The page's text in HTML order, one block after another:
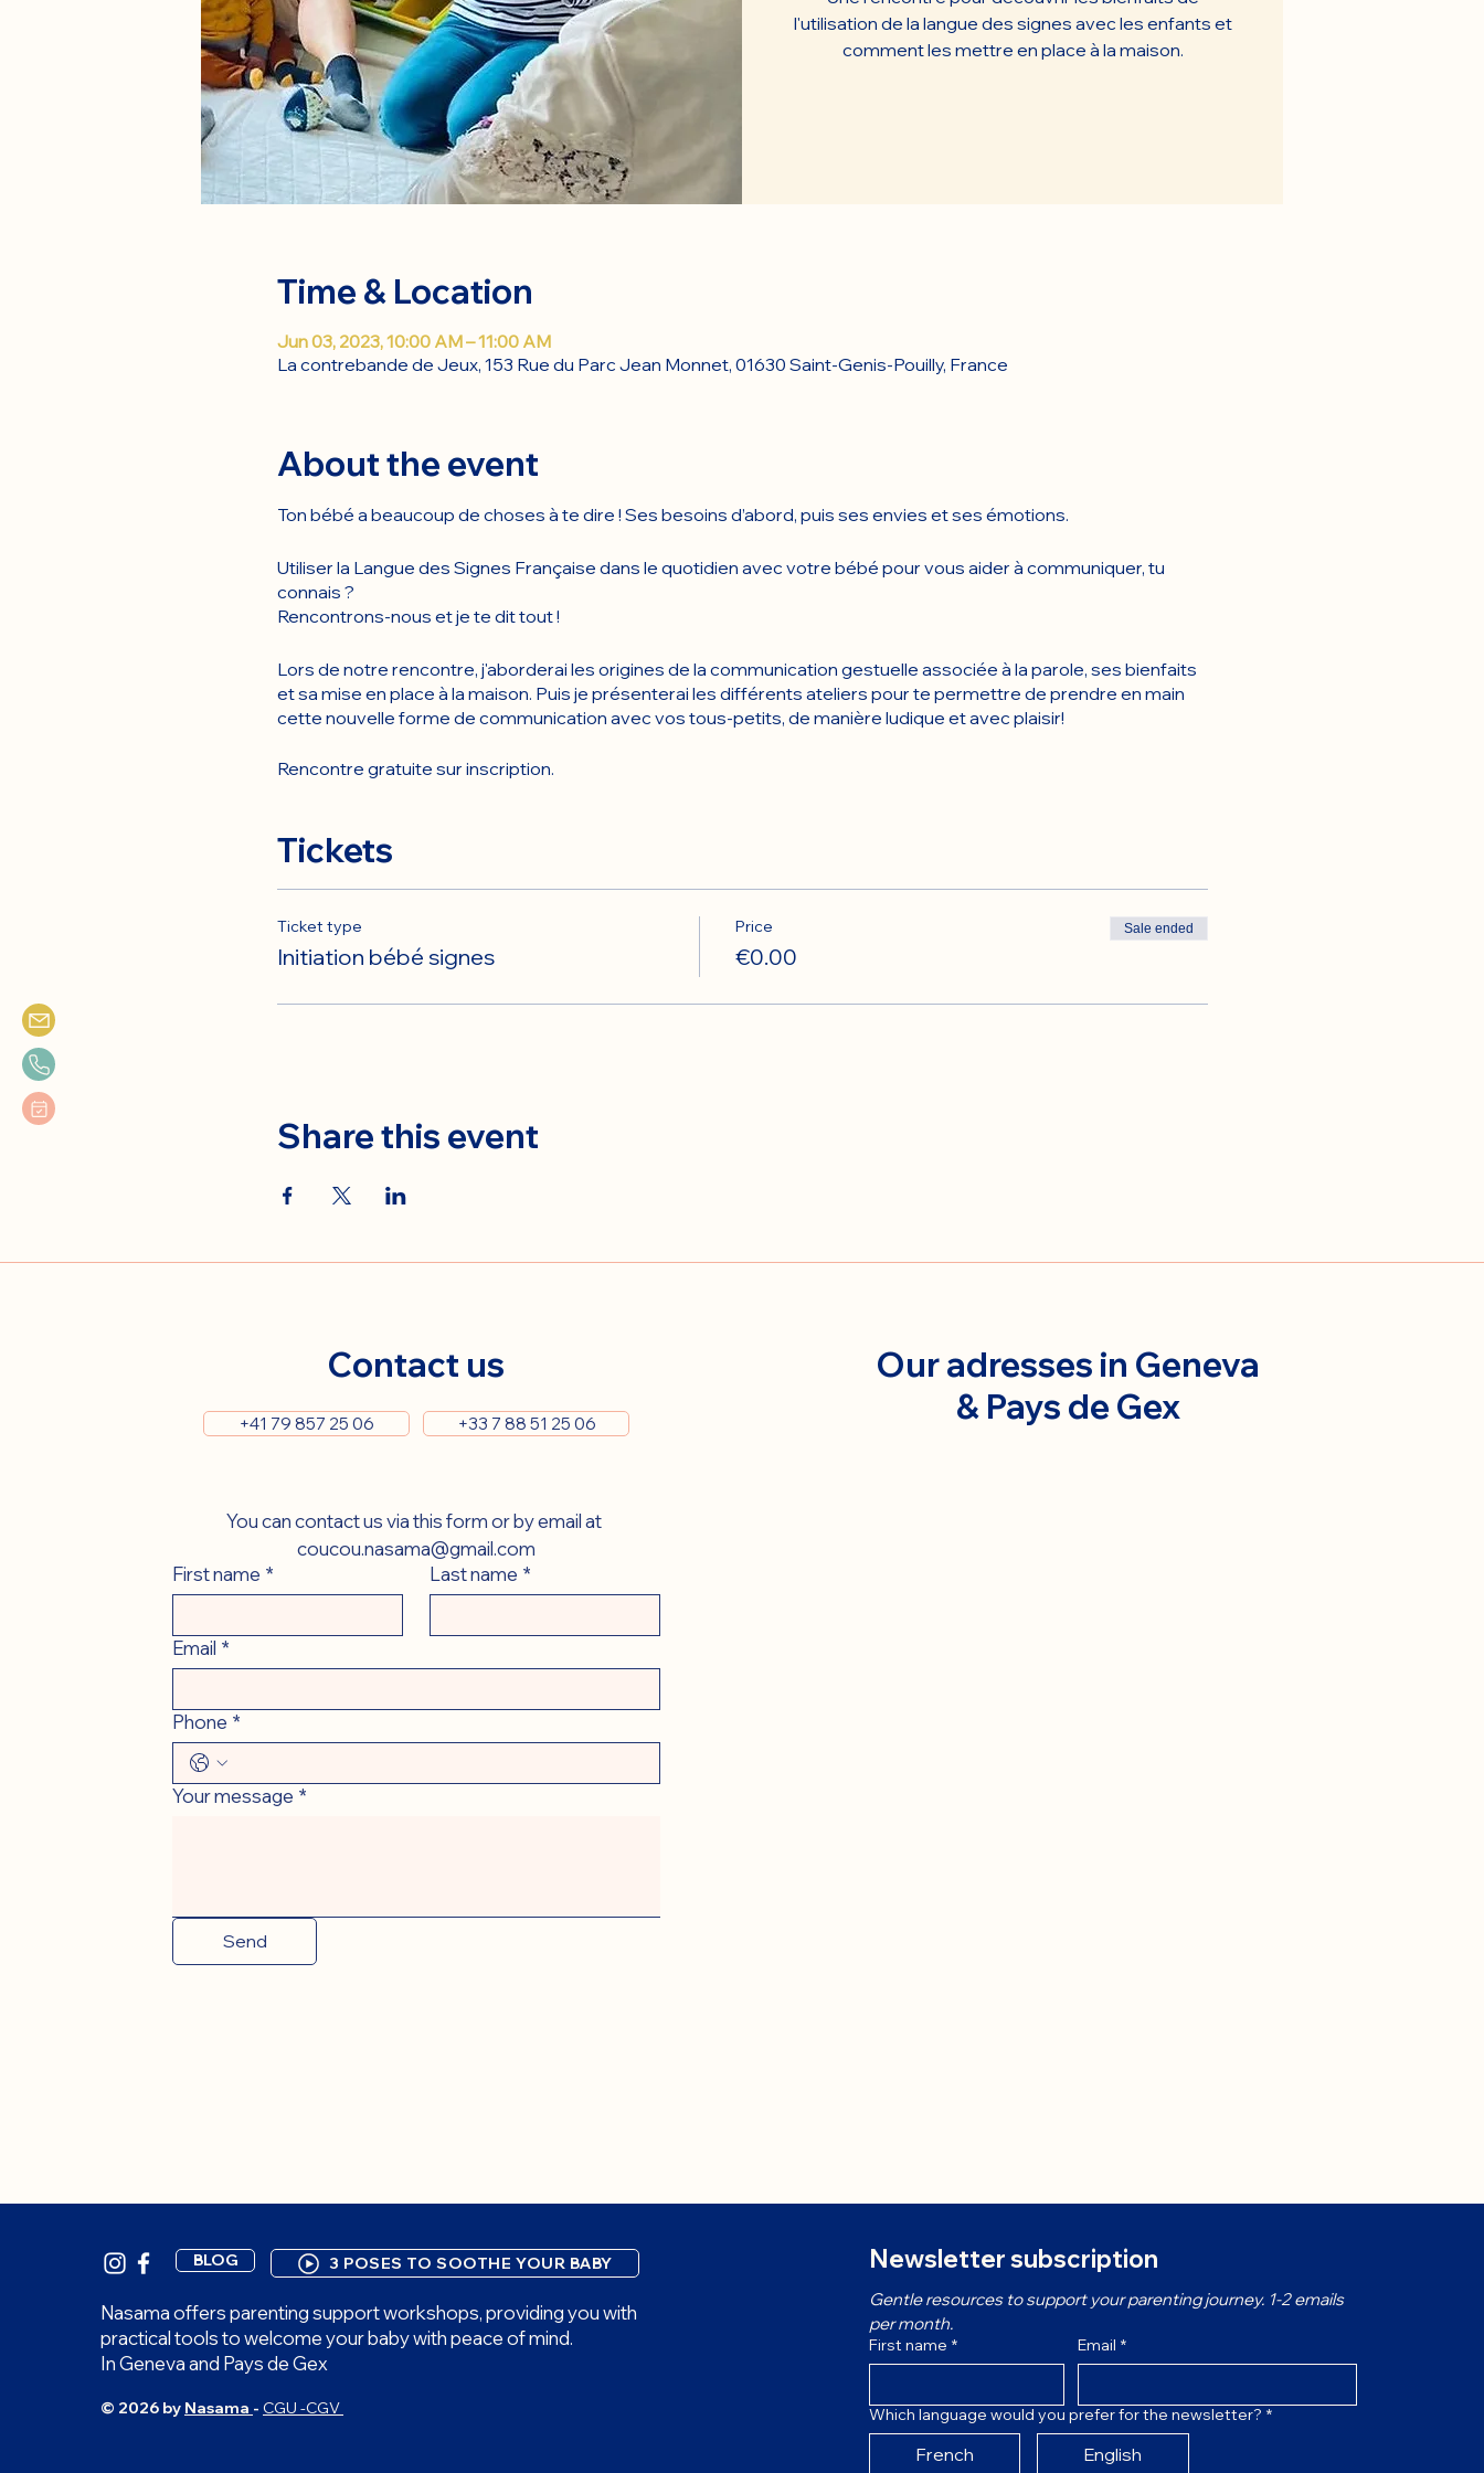
l'utilisation de la langue des signes avec les enfants et
comment les mettre en place à la maison.
Time & Location
Jun 03, 2023, 10:00 AM – 11:00 AM
La contrebande de Jeux, 153 Rue du Parc Jean Monnet, 01630 Saint-Genis-Pouilly, France
About the event
Ton bébé a beaucoup de choses à te dire ! Ses besoins d’abord, puis ses envies et ses émotions.
Utiliser la Langue des Signes Française dans le quotidien avec votre bébé pour vous aider à communiquer, tu
connais ?
Rencontrons-nous et je te dit tout !
Lors de notre rencontre, j'aborderai les origines de la communication gestuelle associée à la parole, ses bienfaits
et sa mise en place à la maison. Puis je présenterai les différents ateliers pour te permettre de prendre en main
cette nouvelle forme de communication avec vos tous-petits, de manière ludique et avec plaisir!
Rencontre gratuite sur inscription.
Tickets
Ticket type
Initiation bébé signes
Price
€0.00
Sale ended
Share this event
Contact us
+41 79 857 25 06 +33 7 88 51 25 06
coucou.nasama@gmail.com
First name * Last name *
Email *
Phone *
Your message *
Send
Our adresses in Geneva
& Pays de Gex
BLOG 3 POSES TO SOOTHE YOUR BABY
Nasama offers parenting support workshops, providing you with
practical tools to welcome your baby with peace of mind.
In Geneva and Pays de Gex
© 2026 by Nasama - CGU -CGV
Newsletter subscription
Gentle resources to support your parenting journey. 1-2 emails
per month.
First name * Email *
Which language would you prefer for the newsletter? *
French English